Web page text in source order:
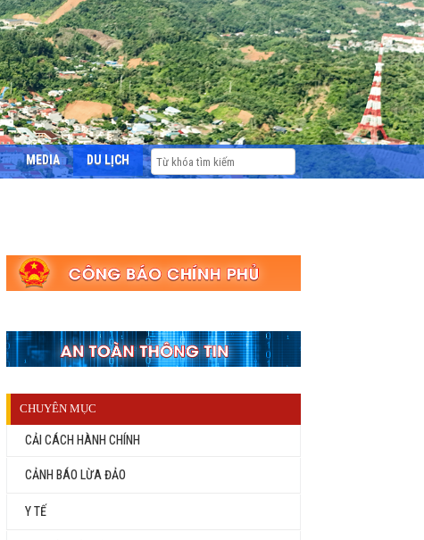
MEDIA DU LỊCH
CHUYÊN MỤC
CẢI CÁCH HÀNH CHÍNH
CẢNH BÁO LỪA ĐẢO
Y TẾ